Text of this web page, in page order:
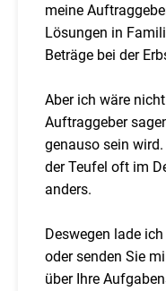
meine
Lösungen in
Beträge bei der
Aber ich wäre
Auftraggeber
genauso sein
der Teufel oft im
anders.
Deswegen lade
oder senden Sie
über Ihre